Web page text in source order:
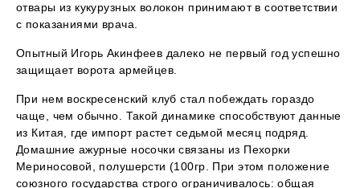
отвары из кукурузных волокон принимают в соответствии
с показаниями врача.
Опытный Игорь Акинфеев далеко не первый год успешно
защищает ворота армейцев.
При нем воскресенский клуб стал побеждать гораздо
чаще, чем обычно. Такой динамике способствуют данные
из Китая, где импорт растет седьмой месяц подряд.
Домашние ажурные носочки связаны из Пехорки
Мериносовой, полушерсти (100гр. При этом положение
союзного государства строго ограничивалось: общая